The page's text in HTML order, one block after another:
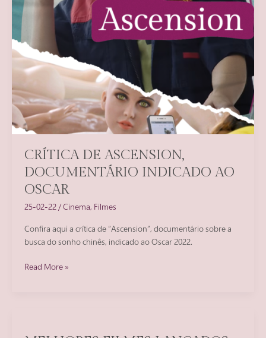
CRÍTICA DE ASCENSION,
DOCUMENTÁRIO INDICADO AO
OSCAR
25-02-22/Cinema, Filmes
Confira aqui a crítica de “Ascension”, documentário sobre a
busca do sonho chinês, indicado ao Oscar 2022.
Crítica
Read More »